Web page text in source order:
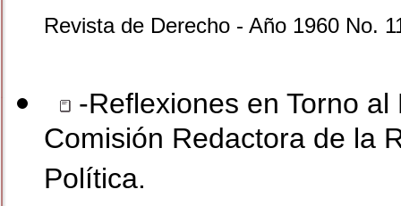
Revista de Derecho - Año 1960 No.
-Reflexiones en Torno
Comisión Redactora de la
Política.